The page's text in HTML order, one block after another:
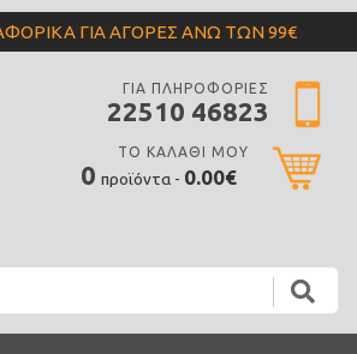
ΓΙΑ ΑΓΟΡΕΣ ΑΝΩ ΤΩΝ 99€
ΓΙΑ ΠΛΗΡΟΦΟΡΙΕΣ
22510 46823
ΤΟ ΚΑΛΑΘΙ ΜΟΥ
0 προϊόντα - 0.00€